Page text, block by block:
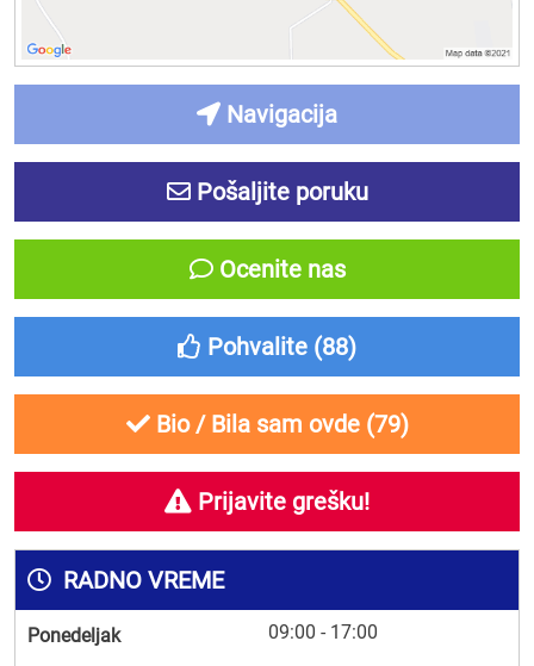
Navigacija
Pošaljite poruku
Ocenite nas
Pohvalite (88)
Bio / Bila sam ovde (79)
Prijavite grešku!
RADNO VREME
Ponedeljak 09:00 - 17:00